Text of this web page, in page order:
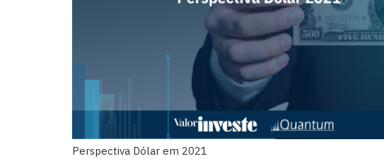
Perspectiva Dólar em 2021